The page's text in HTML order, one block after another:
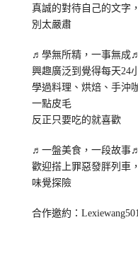
真誠的對待自己的文字
別太嚴肅
♬學無所精，一事無成♬
興趣廣泛到覺得每天24
學過料理、烘焙、手沖
一點皮毛
反正只要吃的就喜歡
♬一盤美食，一段故事♬
歡迎搭上罪惡發胖列車
味覺探險
合作邀約：